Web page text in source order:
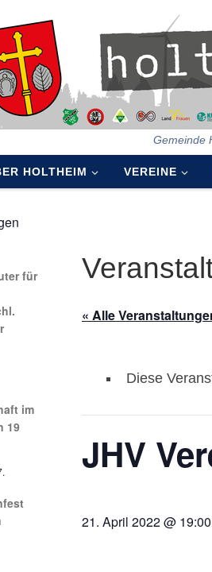
Gemeinde
HOLTHEIM VEREINE
« Alle
Diese
JHV
21. April 2022 @ 19:00
für
im
19